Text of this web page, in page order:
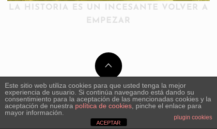
LA HISTORIA ES UN INCESANTE VOLVER A
EMPEZAR
Este sitio web utiliza cookies para que usted tenga la mejor
experiencia de usuario. Si continúa navegando está dando su
consentimiento para la aceptación de las mencionadas cookies y la
aceptación de nuestra política de cookies , pinche el enlace para
mayor información.
plugin cookies
ACEPTAR